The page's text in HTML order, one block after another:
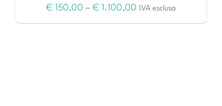
€ 150,00 – € 1.100,00 IVA esclusa